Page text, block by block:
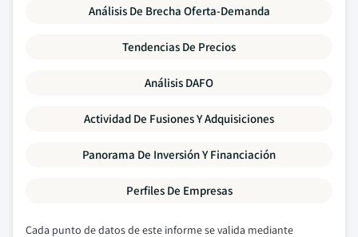
Análisis De Brecha Oferta-Demanda
Tendencias De Precios
Análisis DAFO
Actividad De Fusiones Y Adquisiciones
Panorama De Inversión Y Financiación
Perfiles De Empresas
Cada punto de datos de este informe se valida mediante